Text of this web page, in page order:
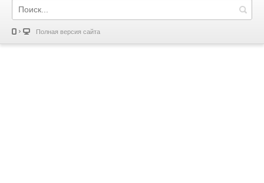
Полная версия сайта